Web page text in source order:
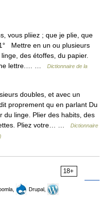
vous pliiez ; que je plie, que
Mettre en un ou plusieurs
des étoffes, du papier.
lettre.… …
Dictionnaire de la
doubles, et avec un
proprement qu en parlant Du
du linge. Plier des habits, des
Pliez votre… …
Dictionnaire
18+
Drupal,